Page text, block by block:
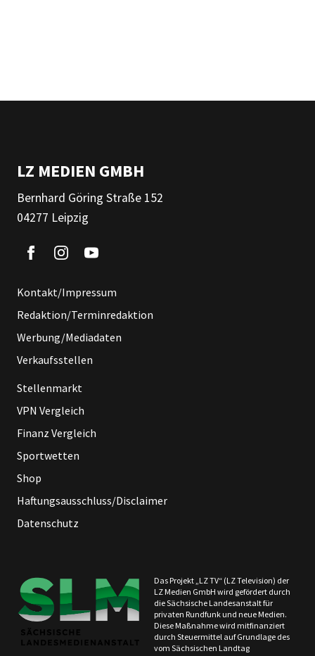
LZ MEDIEN GMBH
Bernhard Göring Straße 152
04277 Leipzig
Kontakt/Impressum
Redaktion/Terminredaktion
Werbung/Mediadaten
Verkaufsstellen
Stellenmarkt
VPN Vergleich
Finanz Vergleich
Sportwetten
Shop
Haftungsausschluss/Disclaimer
Datenschutz
Das Projekt „LZ TV“ (LZ Television) der
LZ Medien GmbH wird gefördert durch
die Sächsische Landesanstalt für
privaten Rundfunk und neue Medien.
Diese Maßnahme wird mitfinanziert
durch Steuermittel auf Grundlage des
vom Sächsischen Landtag